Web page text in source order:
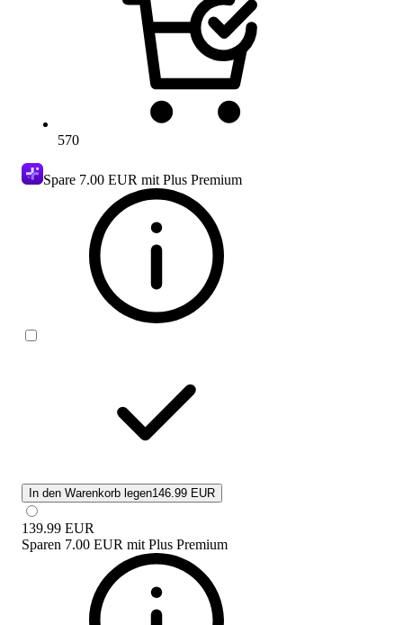
570
Spare 7.00 EUR mit Plus Premium
In den Warenkorb legen146.99 EUR
139.99 EUR
Sparen 7.00 EUR mit Plus Premium